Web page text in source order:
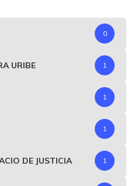
0
URIBE 1
1
1
DE JUSTICIA 1